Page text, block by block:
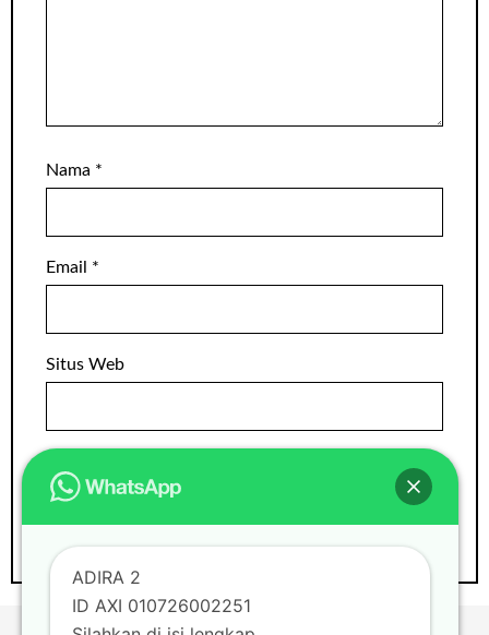
Nama *
Email *
Situs Web
ADIRA 2
ID AXI 010726002251